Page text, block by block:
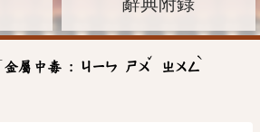
金屬中毒 : ㄐㄧㄣ ㄕㄨ
ˇ
ㄓㄨㄥ
ˋ